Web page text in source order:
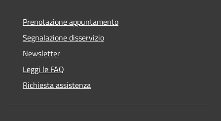
Prenotazione appuntamento
Segnalazione disservizio
Newsletter
Leggi le FAQ
Richiesta assistenza